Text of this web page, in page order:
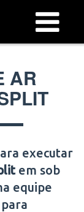
Menu
AR
executar
em sob
equipe